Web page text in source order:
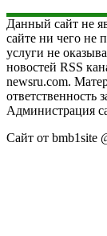
Данный сайт не
сайте ни чего не
услуги не
новостей RSS
newsru.com.
ответственность
Администрация
Сайт от bmb1site